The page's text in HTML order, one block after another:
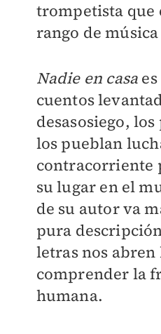
trompetista que
rango de
Nadie en casa
cuentos
desasosiego,
los pueblan
contracorriente
su lugar en el
de su autor va
pura
letras nos abren
comprender la
humana.